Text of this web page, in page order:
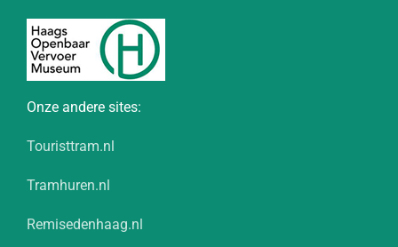
Onze andere sites:
Touristtram.nl
Tramhuren.nl
Remisedenhaag.nl